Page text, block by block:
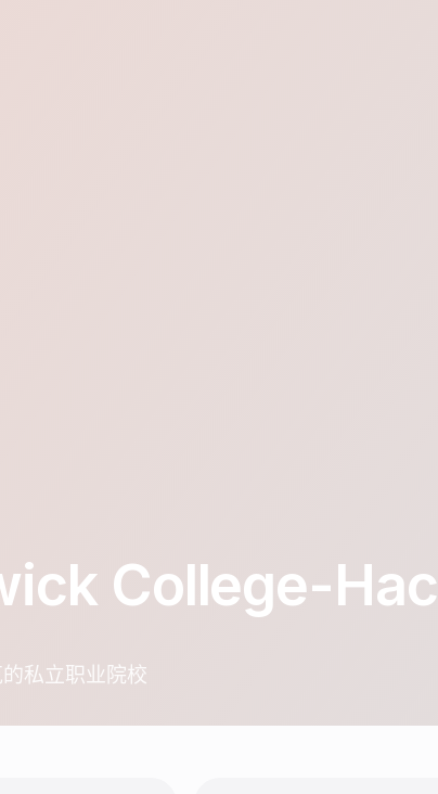
College-
私立职业院校